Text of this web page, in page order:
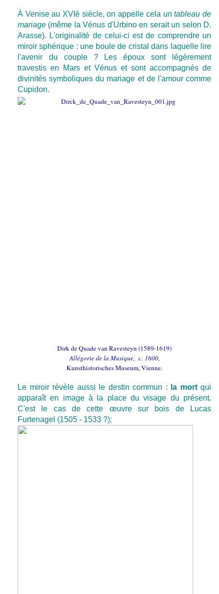
À Venise au XVIè siècle, on appelle cela un tableau de
mariage (même la Vénus d'Urbino en serait un selon D.
Arasse). L'originalité de celui-ci est de comprendre un
miroir sphérique : une boule de cristal dans laquelle lire
l'avenir du couple ? Les époux sont légèrement
travestis en Mars et Vénus et sont accompagnés de
divinités symboliques du mariage et de l'amour comme
Cupidon.
Dirk de Quade van Ravesteyn (1589-1619)
Allégorie de la Musique, c. 1600,
Kunsthistorisches Museum, Vienne.
Le miroir révèle aussi le destin commun : la mortqui
apparaît en image à la place du visage du présent.
C'est le cas de cette œuvre sur bois de Lucas
Furtenagel (1505 - 1533 ?):